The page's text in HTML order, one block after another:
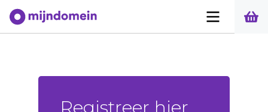
Registreer hier